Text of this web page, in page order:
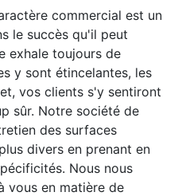
commercial est un
le succès qu'il peut
exhale toujours de
y sont étincelantes, les
vos clients s'y sentiront
sûr. Notre société de
des surfaces
divers en prenant en
Nous nous
vous en matière de